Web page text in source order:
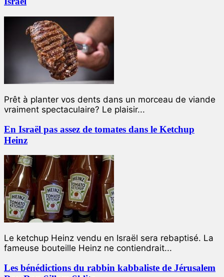
Prêt à planter vos dents dans un morceau de viande
vraiment spectaculaire? Le plaisir...
En Israël pas assez de tomates dans le Ketchup
Heinz
Le ketchup Heinz vendu en Israël sera rebaptisé. La
fameuse bouteille Heinz ne contiendrait...
Les bénédictions du rabbin kabbaliste de Jérusalem